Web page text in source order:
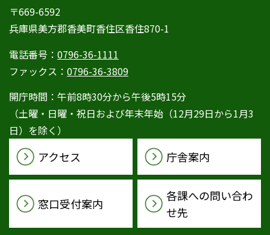
〒669-6592
兵庫県美方郡香美町香住区香住870-1
電話番号： 0796-36-1111
ファックス： 0796-36-3809
開庁時間：午前8時30分から午後5時15分
（土曜・日曜・祝日および年末年始（12月29日から1月3
日）を除く）
アクセス 庁舎案内
窓口受付案内
各課への問い合わ
せ先